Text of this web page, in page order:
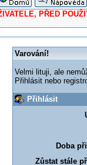
PŘED
Varování!
Velmi lituji, ale
Přihlásit nebo
Přihlásit
Doba
Zůstat stále